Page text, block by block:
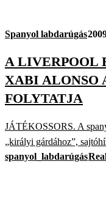
Spanyol labdarúgás
A LIVERPOOL
XABI ALONSO
FOLYTATJA
JÁTÉKOSSORS. A
„királyi gárdához”,
spanyol_labdarúgás